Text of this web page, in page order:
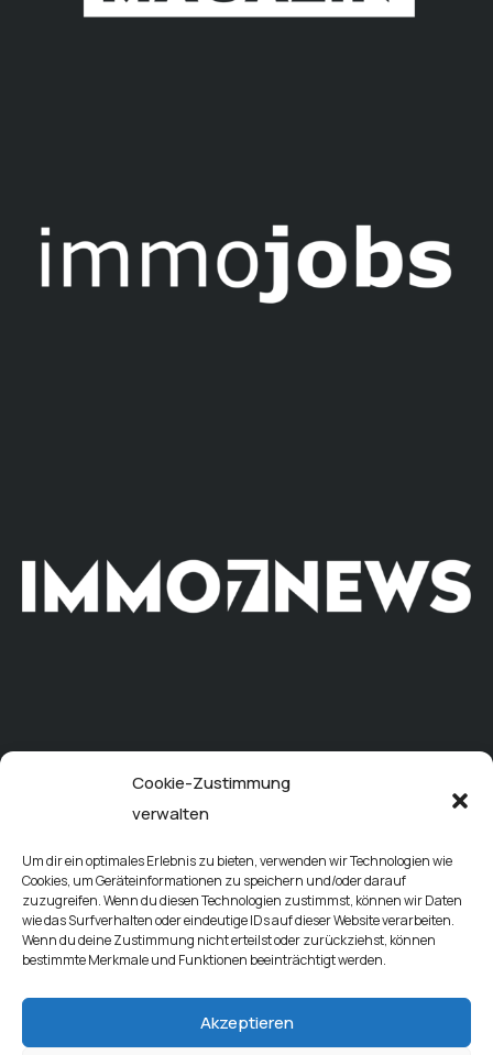
Cookie-Zustimmung
verwalten
Um dir ein optimales Erlebnis zu bieten, verwenden wir Technologien wie
Cookies, um Geräteinformationen zu speichern und/oder darauf
zuzugreifen. Wenn du diesen Technologien zustimmst, können wir Daten
wie das Surfverhalten oder eindeutige IDs auf dieser Website verarbeiten.
Wenn du deine Zustimmung nicht erteilst oder zurückziehst, können
bestimmte Merkmale und Funktionen beeinträchtigt werden.
Akzeptieren